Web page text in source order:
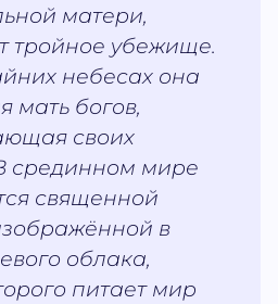
матери,
тройное убежище.
небесах она
мать богов,
своих
срединном мире
священной
в
облака,
питает мир